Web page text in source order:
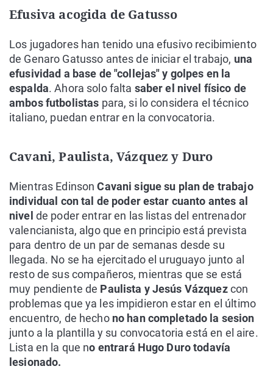
Efusiva acogida de Gatusso
Los jugadores han tenido una efusivo recibimiento
de Genaro Gatusso antes de iniciar el trabajo, una
efusividad a base de "collejas" y golpes en la
espalda. Ahora solo falta saber el nivel físico de
ambos futbolistas para, si lo considera el técnico
italiano, puedan entrar en la convocatoria.
Cavani, Paulista, Vázquez y Duro
Mientras Edinson Cavani sigue su plan de trabajo
individual con tal de poder estar cuanto antes al
nivel de poder entrar en las listas del entrenador
valencianista, algo que en principio está prevista
para dentro de un par de semanas desde su
llegada. No se ha ejercitado el uruguayo junto al
resto de sus compañeros, mientras que se está
muy pendiente de Paulista y Jesús Vázquezcon
problemas que ya les impidieron estar en el último
encuentro, de hecho no han completado la sesion
junto a la plantilla y su convocatoria está en el aire.
Lista en la que no entrará Hugo Duro todavía
lesionado.